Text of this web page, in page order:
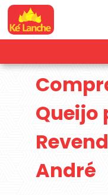
Queijo
André